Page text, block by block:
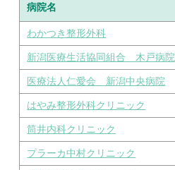
病院名
わかつき整形外科
新潟医療生活協同組合 木戸病院
医療法人仁愛会 新潟中央病院
はやみ整形外科クリニック
筒井内科クリニック
プラーカ中村クリニック